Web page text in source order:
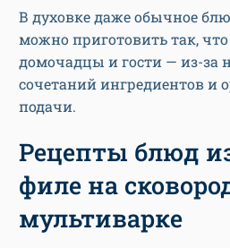
В духовке даже обычное
можно приготовить так,
домочадцы и гости — из-за
сочетаний ингредиентов и
подачи.
Рецепты блюд
филе на
мультиварке